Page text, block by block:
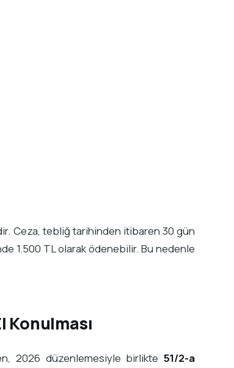
Ceza, tebliğ tarihinden itibaren 30 gün
1.500 TL olarak ödenebilir. Bu nedenle
Konulması
2026 düzenlemesiyle birlikte 51/2-a